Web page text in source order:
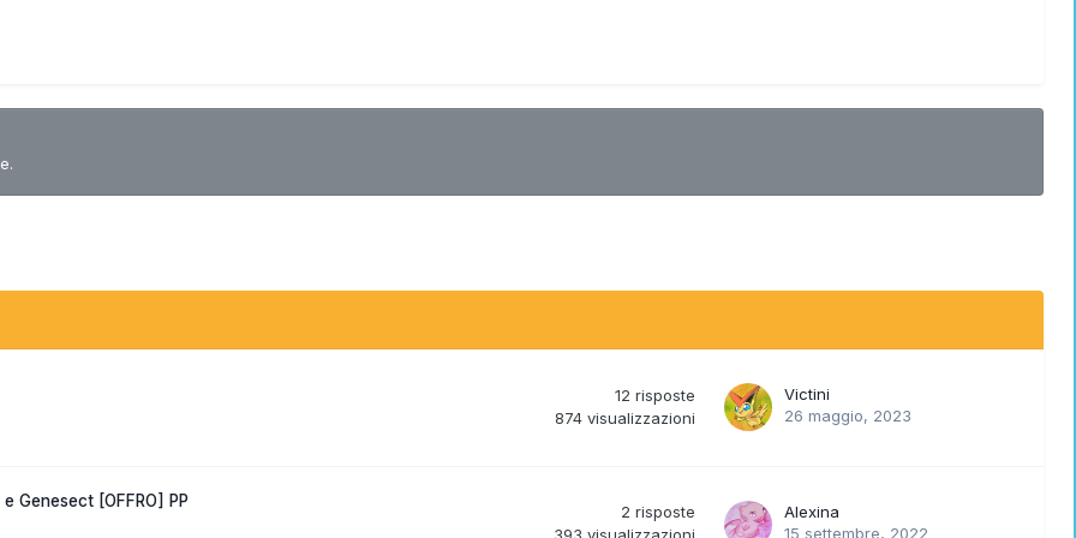
12 risposte
874 visualizzazioni
Victini
26 maggio, 2023
Genesect [OFFRO] PP
2 risposte
Alexina
15 settembre, 2022